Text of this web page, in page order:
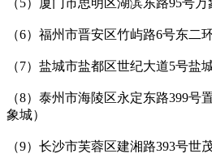
（6）福州市晋安区竹屿路6号东二
（7）盐城市盐都区世纪大道5号盐
（8）泰州市海陵区永定东路399号
象城）
（9）长沙市芙蓉区建湘路393号世